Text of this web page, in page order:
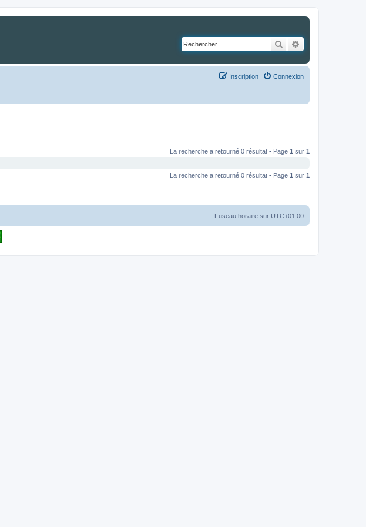
Rechercher
Connexion
Inscription
La recherche a retourné 0 résultat • Page 1 sur 1
La recherche a retourné 0 résultat • Page 1 sur 1
Fuseau horaire sur UTC+01:00